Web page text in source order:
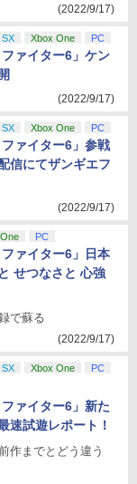
(2022/9/17)
Xbox One PC
ァイター6」ケン
(2022/9/17)
Xbox One PC
ァイター6」参戦
信にてザンギエフ
(2022/9/17)
PC
ァイター6」日本
せつなさと 心強
で蘇る
(2022/9/17)
Xbox One
PC
ァイター6」新た
速試遊レポート！
作までとどう違う